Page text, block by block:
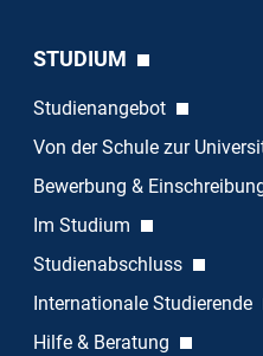
STUDIUM
Studienangebot
Von der Schule zur
Bewerbung &
Im Studium
Studienabschluss
Internationale Studierende
Hilfe & Beratung